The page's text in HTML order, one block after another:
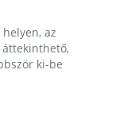
az
ki-be